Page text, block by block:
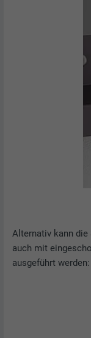
Alternativ kann
auch mit
ausgeführt werden: